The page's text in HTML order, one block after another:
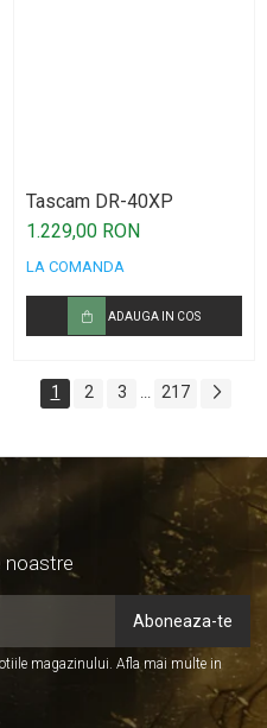
Tascam DR-40XP
1.229,00 RON
LA COMANDA
ADAUGA IN COS
1 2 3 217
noastre
magazinului. Afla mai multe in